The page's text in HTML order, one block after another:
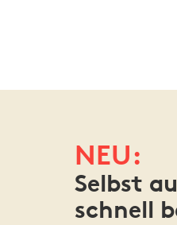
NEU:
Selbst
schnell